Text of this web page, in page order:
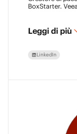
BoxStarter.
fondatore del
Leggi di più
LinkedIn